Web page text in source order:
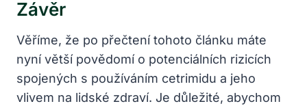
Závěr
Věříme, že po přečtení tohoto článku máte
nyní větší povědomí o potenciálních rizicích
spojených s používáním cetrimidu a jeho
vlivem na lidské zdraví. Je důležité, abychom